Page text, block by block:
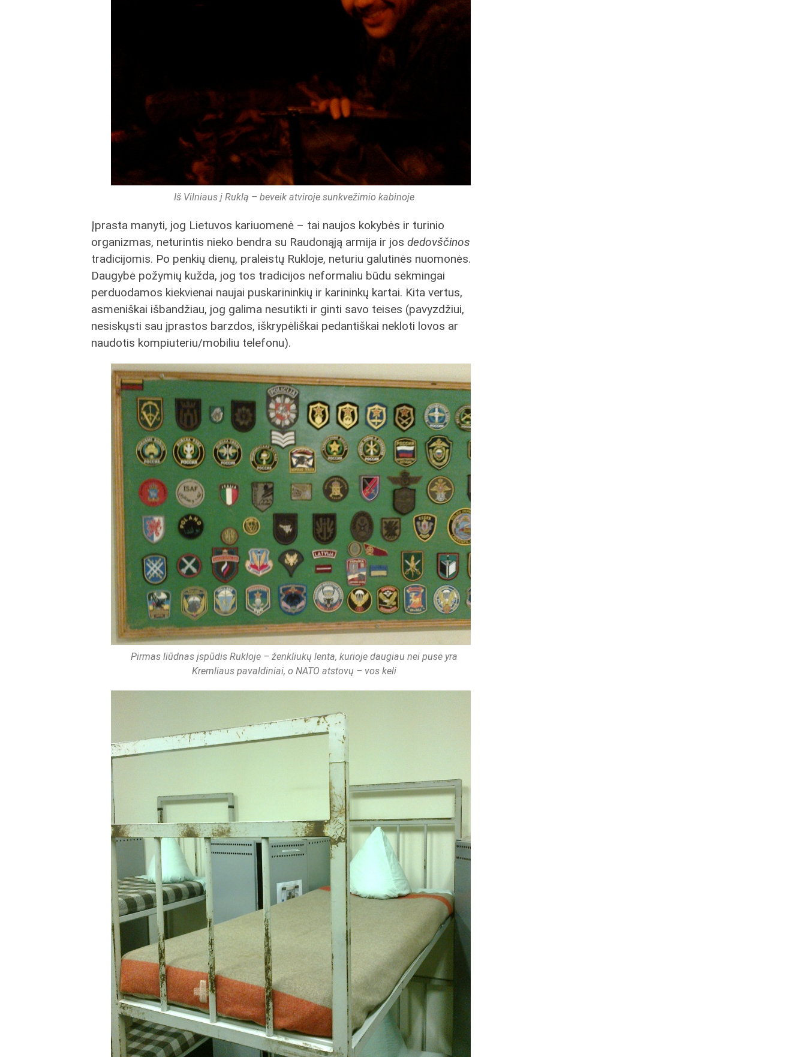
Iš Vilniaus į Ruklą – beveik atviroje sunkvežimio kabinoje
Įprasta manyti, jog Lietuvos kariuomenė – tai naujos kokybės ir turinio
organizmas, neturintis nieko bendra su Raudonąją armija ir jos dedovščinos
tradicijomis. Po penkių dienų, praleistų Rukloje, neturiu galutinės nuomonės.
Daugybė požymių kužda, jog tos tradicijos neformaliu būdu sėkmingai
perduodamos kiekvienai naujai puskarininkių ir karininkų kartai. Kita vertus,
asmeniškai išbandžiau, jog galima nesutikti ir ginti savo teises (pavyzdžiui,
nesiskųsti sau įprastos barzdos, iškrypėliškai pedantiškai nekloti lovos ar
naudotis kompiuteriu/mobiliu telefonu).
Pirmas liūdnas įspūdis Rukloje – ženkliukų lenta, kurioje daugiau nei pusė yra
Kremliaus pavaldiniai, o NATO atstovų – vos keli